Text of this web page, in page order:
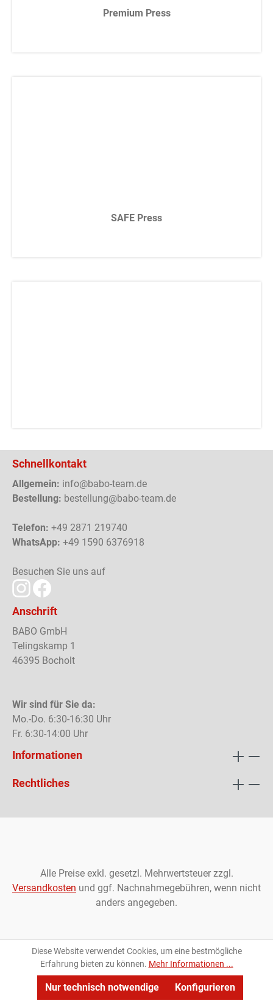
Premium Press
SAFE Press
Schnellkontakt
Allgemein: info@babo-team.de
Bestellung: bestellung@babo-team.de
Telefon: +49 2871 219740
WhatsApp: +49 1590 6376918
Besuchen Sie uns auf
Anschrift
BABO GmbH
Telingskamp 1
46395 Bocholt
Wir sind für Sie da:
Mo.-Do. 6:30-16:30 Uhr
Fr. 6:30-14:00 Uhr
Informationen
Rechtliches
Alle Preise exkl. gesetzl. Mehrwertsteuer zzgl.
Versandkosten und ggf. Nachnahmegebühren, wenn nicht
anders angegeben.
Diese Website verwendet Cookies, um eine bestmögliche
Erfahrung bieten zu können. Mehr Informationen ...
Nur technisch notwendige Konfigurieren